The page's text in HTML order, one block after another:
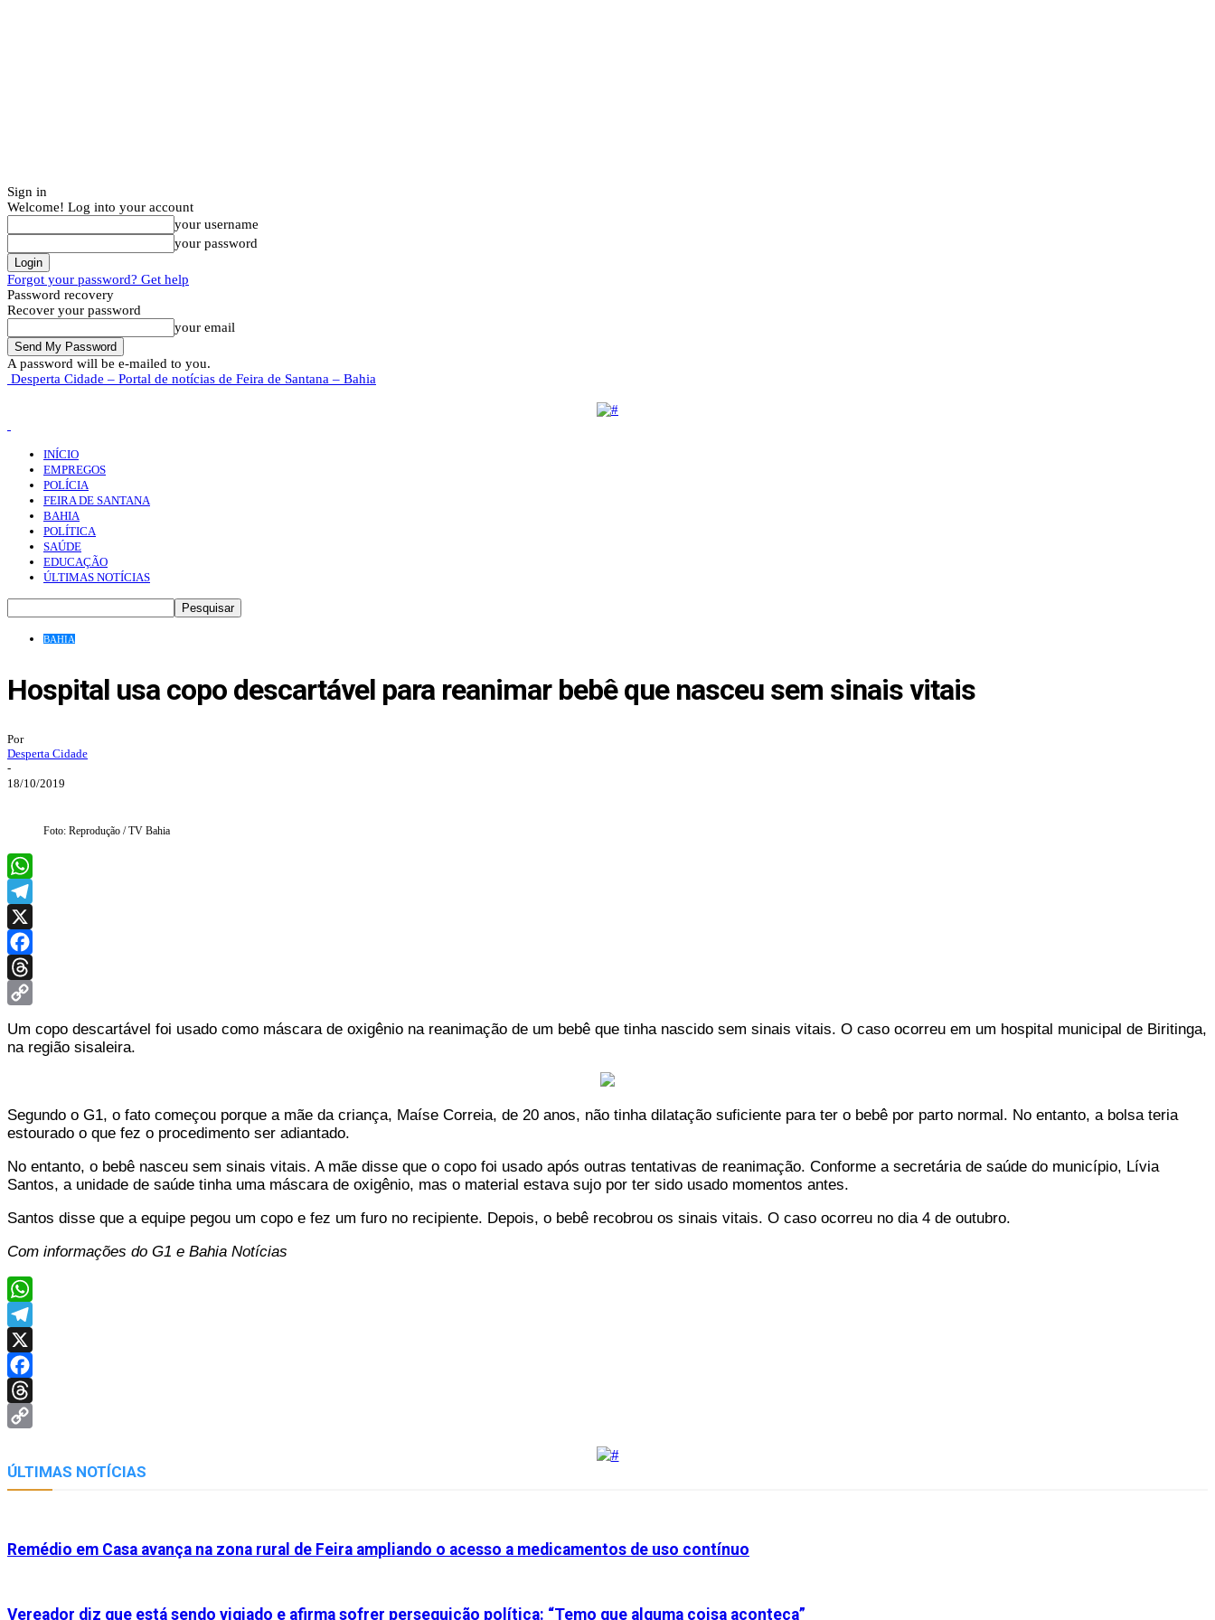
Sign in
Welcome! Log into your account
your username
your password
Forgot your password? Get help
Password recovery
Recover your password
your email
A password will be e-mailed to you.
Desperta Cidade – Portal de notícias de Feira de Santana – Bahia
INÍCIO
EMPREGOS
POLÍCIA
FEIRA DE SANTANA
BAHIA
POLÍTICA
SAÚDE
EDUCAÇÃO
ÚLTIMAS NOTÍCIAS
BAHIA
Hospital usa copo descartável para reanimar bebê que nasceu sem sinais vitais
Por
Desperta Cidade
-
18/10/2019
Foto: Reprodução / TV Bahia
WhatsApp
Telegram
X
Facebook
Threads
Link
Um copo descartável foi usado como máscara de oxigênio na reanimação de um bebê que tinha nascido sem sinais vitais. O caso ocorreu em um hospital municipal de Biritinga,
na região sisaleira.
Segundo o G1, o fato começou porque a mãe da criança, Maíse Correia, de 20 anos, não tinha dilatação suficiente para ter o bebê por parto normal. No entanto, a bolsa teria
estourado o que fez o procedimento ser adiantado.
No entanto, o bebê nasceu sem sinais vitais. A mãe disse que o copo foi usado após outras tentativas de reanimação. Conforme a secretária de saúde do município, Lívia
Santos, a unidade de saúde tinha uma máscara de oxigênio, mas o material estava sujo por ter sido usado momentos antes.
Santos disse que a equipe pegou um copo e fez um furo no recipiente. Depois, o bebê recobrou os sinais vitais. O caso ocorreu no dia 4 de outubro.
Com informações do G1 e Bahia Notícias
WhatsApp
Telegram
X
Facebook
Threads
Link
ÚLTIMAS NOTÍCIAS
Remédio em Casa avança na zona rural de Feira ampliando o acesso a medicamentos de uso contínuo
Vereador diz que está sendo vigiado e afirma sofrer perseguição política: “Temo que alguma coisa aconteça”